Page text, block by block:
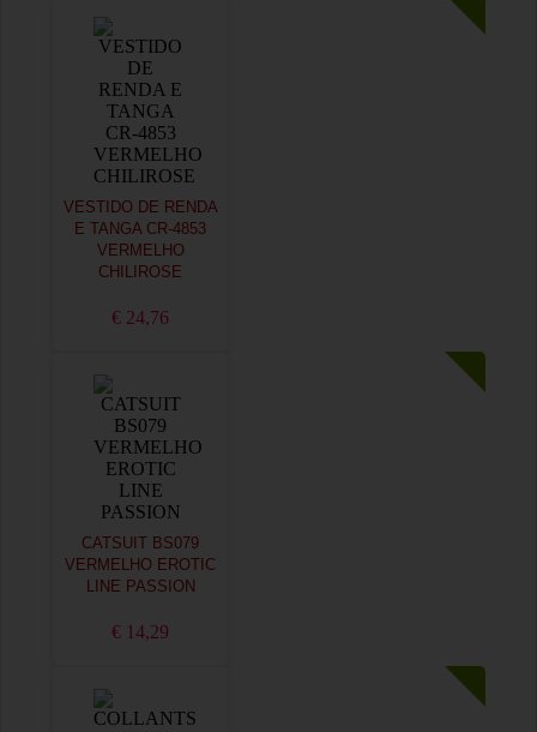
VESTIDO DE RENDA
E TANGA CR-4853
VERMELHO
CHILIROSE
€ 24,76
CATSUIT BS079
VERMELHO EROTIC
LINE PASSION
€ 14,29